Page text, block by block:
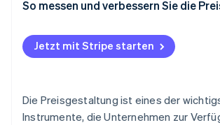
Stripe-Sessions 2026
Jetzt ansehen
Abschöpfungsstrategie
Premium-Preisgestaltung
Kostenüberblick verschaffen
Die richtige Struktur wählen
Physische Waren
Digitale Produkte und SaaS
Dienstleistungen
Märkte
So messen und verbessern Sie die
Jetzt mit Stripe starten
Die Preisgestaltung ist eines der
Instrumente, die Unternehmen zur